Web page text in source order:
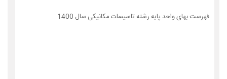
فهرست بهای واحد پایه رشته تاسیسات مکانیکی سال 1400